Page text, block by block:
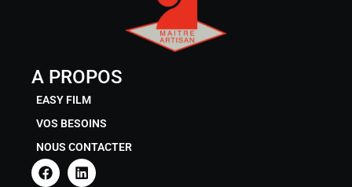
A PROPOS
EASY FILM
VOS BESOINS
NOUS CONTACTER